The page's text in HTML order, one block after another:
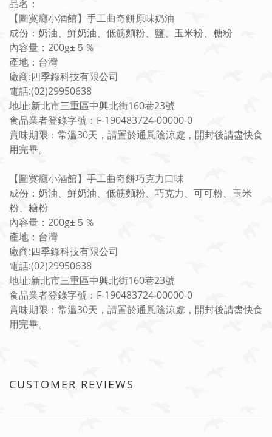
品名：
【圖寞癮小酒館】手工曲奇餅原味奶油
成份：奶油、鮮奶油、低筋麵粉、鹽、玉米粉、糖粉
內容量：200g±５％
產地：台灣
廠商:四季錄科技有限公司
電話:(02)29950638
地址:新北市三重區中興北街160巷23號
食品業者登錄字號：F-190483724-00000-0
賞味期限：常溫30天，請置於通風陰涼處，開封後請盡快食
用完畢。
【圖寞癮小酒館】手工曲奇餅巧克力口味
成份：奶油、鮮奶油、低筋麵粉、巧克力、可可粉、玉米
粉、糖粉
內容量：200g±５％
產地：台灣
廠商:四季錄科技有限公司
電話:(02)29950638
地址:新北市三重區中興北街160巷23號
食品業者登錄字號：F-190483724-00000-0
賞味期限：常溫30天，請置於通風陰涼處，開封後請盡快食
用完畢。
CUSTOMER REVIEWS